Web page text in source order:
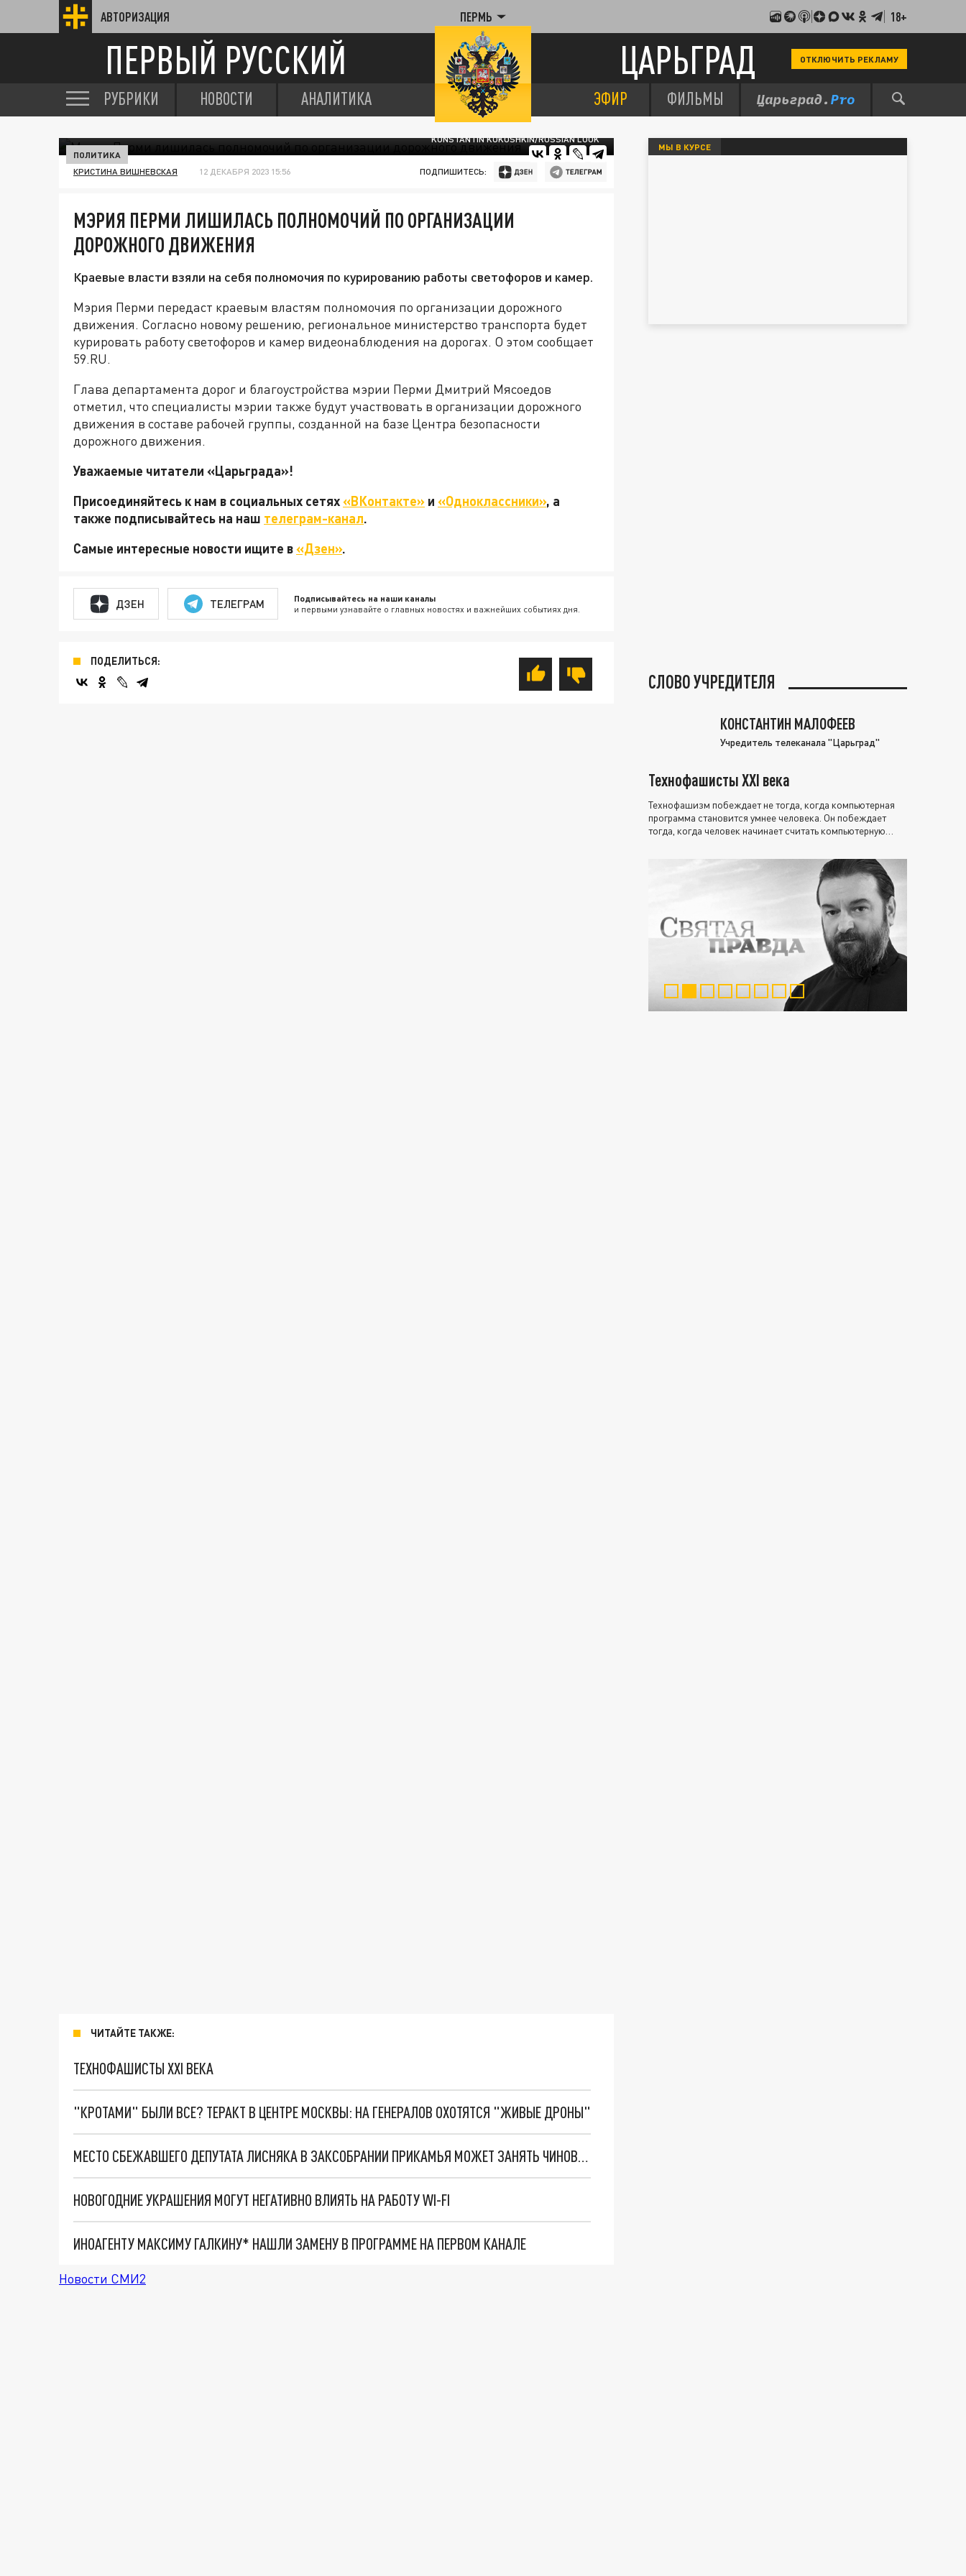
АВТОРИЗАЦИЯ ПЕРМЬ 18+
ПЕРВЫЙ РУССКИЙ ЦАРЬГРАД ОТКЛЮЧИТЬ РЕКЛАМУ
РУБРИКИ НОВОСТИ АНАЛИТИКА ЭФИР ФИЛЬМЫ
KONSTANTIN KOKOSHKIN/RUSSIAN LOOK
ПОЛИТИКА
КРИСТИНА ВИШНЕВСКАЯ 12 ДЕКАБРЯ 2023 15:56 ПОДПИШИТЕСЬ:
МЭРИЯ ПЕРМИ ЛИШИЛАСЬ ПОЛНОМОЧИЙ ПО ОРГАНИЗАЦИИ
ДОРОЖНОГО ДВИЖЕНИЯ
Краевые власти взяли на себя полномочия по курированию работы светофоров и камер.
Мэрия Перми передаст краевым властям полномочия по организации дорожного
движения. Согласно новому решению, региональное министерство транспорта будет
курировать работу светофоров и камер видеонаблюдения на дорогах. О этом сообщает
59.RU.
Глава департамента дорог и благоустройства мэрии Перми Дмитрий Мясоедов
отметил, что специалисты мэрии также будут участвовать в организации дорожного
движения в составе рабочей группы, созданной на базе Центра безопасности
дорожного движения.
Уважаемые читатели «Царьграда»!
Присоединяйтесь к нам в социальных сетях«ВКонтакте» и «Одноклассники», а
также подписывайтесь на наш телеграм-канал.
Самые интересные новости ищите в«Дзен».
ДЗЕН ТЕЛЕГРАМ Подписывайтесь на наши каналы
и первыми узнавайте о главных новостях и важнейших событиях дня.
ПОДЕЛИТЬСЯ:
ЧИТАЙТЕ ТАКЖЕ:
ТЕХНОФАШИСТЫ XXI ВЕКА
"КРОТАМИ" БЫЛИ ВСЕ? ТЕРАКТ В ЦЕНТРЕ МОСКВЫ: НА ГЕНЕРАЛОВ ОХОТЯТСЯ "ЖИВЫЕ ДРОНЫ"
МЕСТО СБЕЖАВШЕГО ДЕПУТАТА ЛИСНЯКА В ЗАКСОБРАНИИ ПРИКАМЬЯ МОЖЕТ ЗАНЯТЬ ЧИНОВНИК ИЗ ЛЫСЬВЫ
НОВОГОДНИЕ УКРАШЕНИЯ МОГУТ НЕГАТИВНО ВЛИЯТЬ НА РАБОТУ WI-FI
ИНОАГЕНТУ МАКСИМУ ГАЛКИНУ* НАШЛИ ЗАМЕНУ В ПРОГРАММЕ НА ПЕРВОМ КАНАЛЕ
Новости СМИ2
МЫ В КУРСЕ
СЛОВО УЧРЕДИТЕЛЯ
КОНСТАНТИН МАЛОФЕЕВ
Учредитель телеканала "Царьград"
Технофашисты XXI века
Технофашизм побеждает не тогда, когда компьютерная
программа становится умнее человека. Он побеждает
тогда, когда человек начинает считать компьютерную